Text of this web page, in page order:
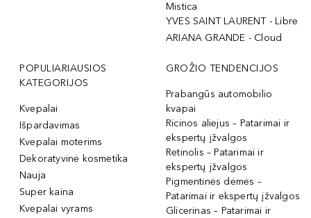
Mistica
YVES SAINT LAURENT - Libre
ARIANA GRANDE - Cloud
POPULIARIAUSIOS
KATEGORIJOS
Kvepalai
Išpardavimas
Kvepalai moterims
Dekoratyvinė kosmetika
Nauja
Super kaina
Kvepalai vyrams
GROŽIO TENDENCIJOS
Prabangūs automobilio
kvapai
Ricinos aliejus – Patarimai ir
ekspertų įžvalgos
Retinolis – Patarimai ir
ekspertų įžvalgos
Pigmentinės dėmės –
Patarimai ir ekspertų įžvalgos
Glicerinas – Patarimai ir